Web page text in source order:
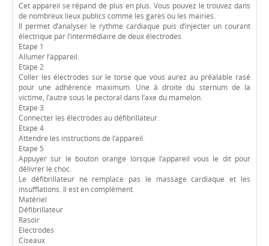
Cet appareil se répand de plus en plus. Vous pouvez le trouvez dans
de nombreux lieux publics comme les gares ou les mairies.
Il permet d’analyser le rythme cardiaque puis d’injecter un courant
électrique par l’intermédiaire de deux électrodes
Etape 1
Allumer l’appareil.
Etape 2
Coller les électrodes sur le torse que vous aurez au préalable rasé
pour une adhérence maximum. Une à droite du sternum de la
victime, l’autre sous le pectoral dans l’axe du mamelon.
Etape 3
Connecter les électrodes au défibrillateur.
Etape 4
Attendre les instructions de l’appareil.
Etape 5
Appuyer sur le bouton orange lorsque l’appareil vous le dit pour
délivrer le choc.
Le défibrillateur ne remplace pas le massage cardiaque et les
insufflations. Il est en complément.
Matériel
Défibrillateur
Rasoir
Electrodes
Ciseaux